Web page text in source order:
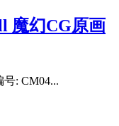
魔幻CG原画
号: CM04...